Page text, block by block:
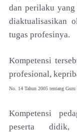
dan perilaku
diaktualisasikan
tugas profesinya.
Kompetensi
profesional,
No. 14 Tahun 2005 tentang Guru
Kompetensi
peserta didik,